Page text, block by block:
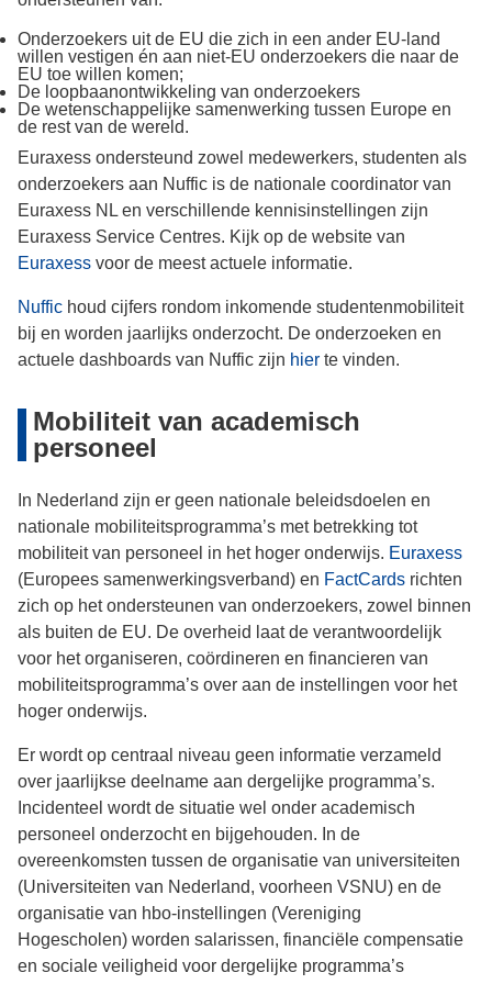
Onderzoekers uit de EU die zich in een ander EU-land
willen vestigen én aan niet-EU onderzoekers die naar de
EU toe willen komen;
De loopbaanontwikkeling van onderzoekers
De wetenschappelijke samenwerking tussen Europe en
de rest van de wereld.
Euraxess ondersteund zowel medewerkers, studenten als
onderzoekers aan Nuffic is de nationale coordinator van
Euraxess NL en verschillende kennisinstellingen zijn
Euraxess Service Centres. Kijk op de website van
Euraxess voor de meest actuele informatie.
Nuffic houd cijfers rondom inkomende studentenmobiliteit
bij en worden jaarlijks onderzocht. De onderzoeken en
actuele dashboards van Nuffic zijn hier te vinden.
Mobiliteit van academisch
personeel
In Nederland zijn er geen nationale beleidsdoelen en
nationale mobiliteitsprogramma’s met betrekking tot
mobiliteit van personeel in het hoger onderwijs. Euraxess
(Europees samenwerkingsverband) en FactCards richten
zich op het ondersteunen van onderzoekers, zowel binnen
als buiten de EU. De overheid laat de verantwoordelijk
voor het organiseren, coördineren en financieren van
mobiliteitsprogramma’s over aan de instellingen voor het
hoger onderwijs.
Er wordt op centraal niveau geen informatie verzameld
over jaarlijkse deelname aan dergelijke programma’s.
Incidenteel wordt de situatie wel onder academisch
personeel onderzocht en bijgehouden. In de
overeenkomsten tussen de organisatie van universiteiten
(Universiteiten van Nederland, voorheen VSNU) en de
organisatie van hbo-instellingen (Vereniging
Hogescholen) worden salarissen, financiële compensatie
en sociale veiligheid voor dergelijke programma’s